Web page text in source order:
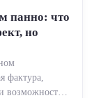
панно: что
но
фактура,
возможность